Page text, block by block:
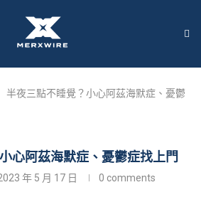
半夜三點不睡覺？小心阿茲海默症、憂鬱
心阿茲海默症、憂鬱症找上門
年 5 月 17 日 0 comments